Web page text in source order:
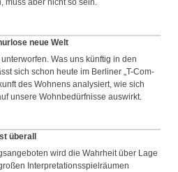
muss aber nicht so sein.
neue Welt
Was uns künftig in den
sich schon heute im Berliner „T-Com-
des Wohnens analysiert, wie sich
unsere Wohnbedürfnisse auswirkt.
überall
wird die Wahrheit über Lage
Interpretationsspielräumen